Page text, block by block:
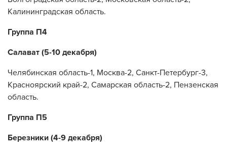
Калининградская область.
Группа П4
Салават (5-10 декабря)
Челябинская область-1, Москва-2, Санкт-Петербург-3,
Красноярский край-2, Самарская область-2, Пензенская
область.
Группа П5
Березники (4-9 декабря)